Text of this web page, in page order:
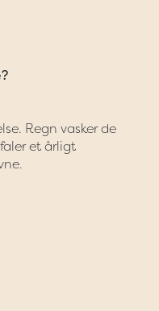
Regn vasker de
et årligt